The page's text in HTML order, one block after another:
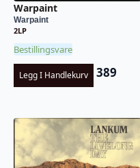
Warpaint
Warpaint
2LP
Bestillingsvare
Legg I Handlekurv 389